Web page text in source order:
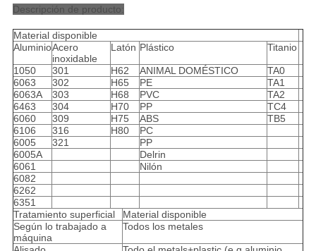
Descripción de producto:
Material disponible
AluminioAcero
inoxidable
Latón Plástico Titanio
1050 301 H62 ANIMAL DOMÉSTICO
TA0
6063
302 H65 PE
TA1
6063A
303 H68 PVC
TA2
6463
304 H70 PP
TC4
6060
309 H75 ABS
TB5
6106
316 H80
PC
6005
321
PP
6005A
Delrin
6061
Nilón
6082
6262
6351
Tratamiento superficial
Material disponible
Según lo trabajado a
máquina
Todos los metales